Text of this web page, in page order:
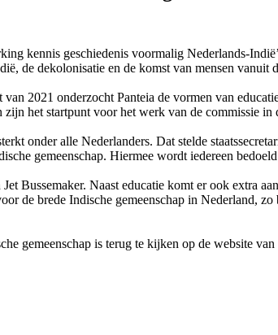
kennis geschiedenis voormalig Nederlands-
de dekolonisatie en de komst van mensen vanuit
2021 onderzocht Panteia de vormen van
het startpunt voor het werk van de commissie in
onder alle Nederlanders. Dat stelde
gemeenschap. Hiermee wordt iedereen
Bussemaker. Naast educatie komt er ook extra
de brede Indische gemeenschap in Nederland,
gemeenschap is terug te kijken op de website